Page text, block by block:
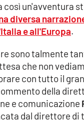
così un'avventura
diversa
e all'Europa.
sono talmente
che non
con tutto il
della
e comunicazione
dal direttore di